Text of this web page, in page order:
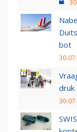
bot
30-
druk
30-